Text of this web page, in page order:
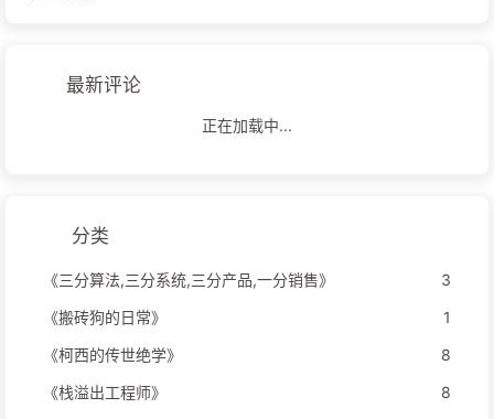
最新评论
正在加载中...
分类
《三分算法,三分系统,三分产品,一分销售》
3
《搬砖狗的日常》
1
《柯西的传世绝学》
8
《栈溢出工程师》
8